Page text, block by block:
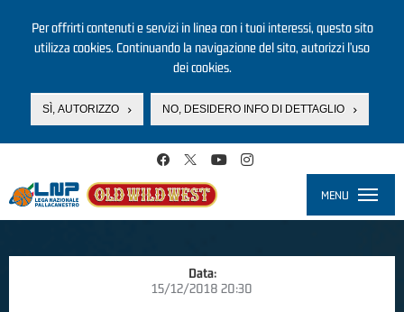
Per offrirti contenuti e servizi in linea con i tuoi interessi, questo sito
utilizza cookies. Continuando la navigazione del sito, autorizzi l’uso
dei cookies.
SÌ, AUTORIZZO NO, DESIDERO INFO DI DETTAGLIO
MENU
Data:
15/12/2018 20:30